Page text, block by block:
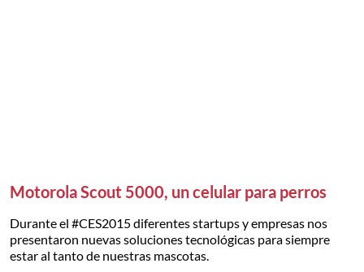
Motorola Scout 5000, un celular para perros
Durante el #CES2015 diferentes startups y empresas nos
presentaron nuevas soluciones tecnológicas para siempre
estar al tanto de nuestras mascotas.